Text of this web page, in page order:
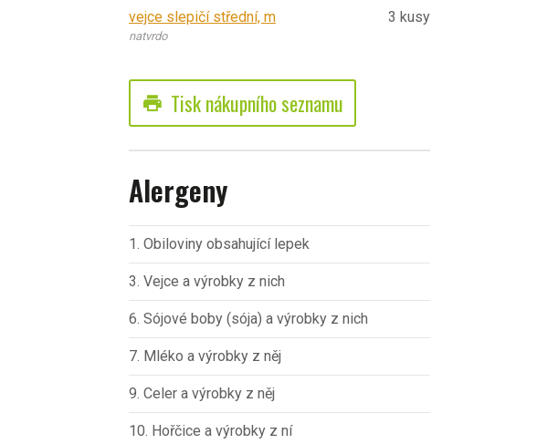
vejce slepičí střední, m
natvrdo
3 kusy
print Tisk nákupního seznamu
Alergeny
1. Obiloviny obsahující lepek
3. Vejce a výrobky z nich
6. Sójové boby (sója) a výrobky z nich
7. Mléko a výrobky z něj
9. Celer a výrobky z něj
10. Hořčice a výrobky z ní